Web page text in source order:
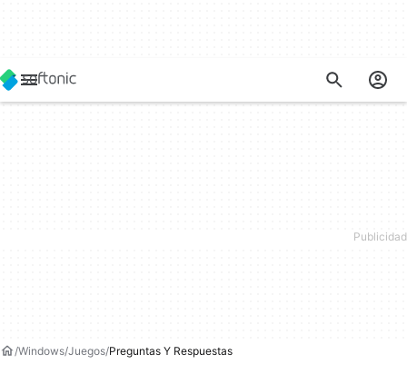
Windows Juegos Preguntas Y Respuestas